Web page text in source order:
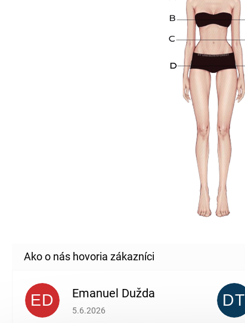
ED Emanuel Dužda
Hodnotenie obchodu je 2 z 5 hviezdičiek.
5.6.2026
DT